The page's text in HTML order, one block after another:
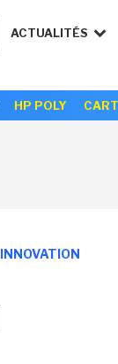
ACTUALITÉS
HP POLY
INNOVATION